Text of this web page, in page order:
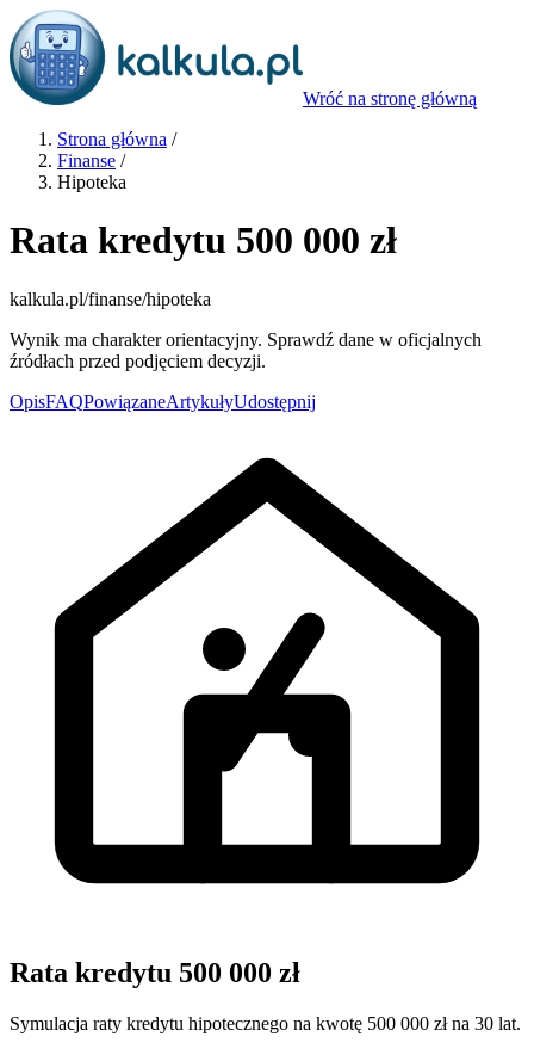
Wróć na stronę główną
Strona główna /
Finanse /
Hipoteka
Rata kredytu 500 000 zł
kalkula.pl/finanse/hipoteka
Wynik ma charakter orientacyjny. Sprawdź dane w oficjalnych
źródłach przed podjęciem decyzji.
OpisFAQPowiązaneArtykułyUdostępnij
Rata kredytu 500 000 zł
Symulacja raty kredytu hipotecznego na kwotę 500 000 zł na 30 lat.